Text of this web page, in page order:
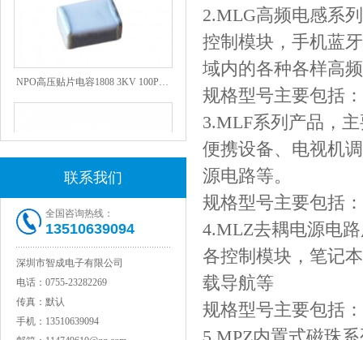
联系我们
全国咨询热线：
13510639094
深圳市智成电子有限公司
电话： 0755-23282269
传真： 默认
手机： 13510639094
2.MLG高频电感系
控制模块，手机蓝
域内的各种各样高
规格型号主要包括
3.MLF系列产品，
便携设备、电视机
源电路等。
规格型号主要包括
4.MLZ去耦电源电
各控制模块，笔记
载导航等
规格型号主要包括